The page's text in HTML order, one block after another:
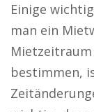
Einige
man ein
bestimmen,